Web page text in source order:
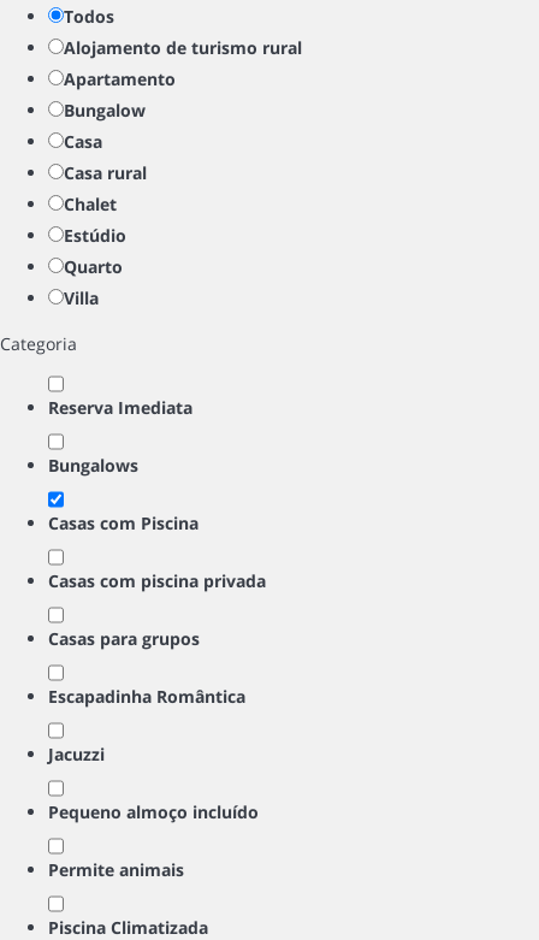
Todos
Alojamento de turismo rural
Apartamento
Bungalow
Casa
Casa rural
Chalet
Estúdio
Quarto
Villa
Categoria
Reserva Imediata
Bungalows
Casas com Piscina
Casas com piscina privada
Casas para grupos
Escapadinha Romântica
Jacuzzi
Pequeno almoço incluído
Permite animais
Piscina Climatizada